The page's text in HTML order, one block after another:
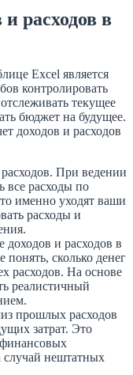
и расходов в
Excel является
контролировать
текущее
бюджет на будущее.
доходов и расходов
При ведении
все расходы по
именно уходят ваши
расходы и
и расходов в
сколько денег
расходов. На основе
реалистичный
прошлых расходов
затрат. Это
случай нештатных